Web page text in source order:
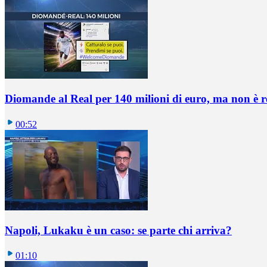
Diomande al Real per 140 milioni di euro, ma non è
00:52
Napoli, Lukaku è un caso: se parte chi arriva?
01:10